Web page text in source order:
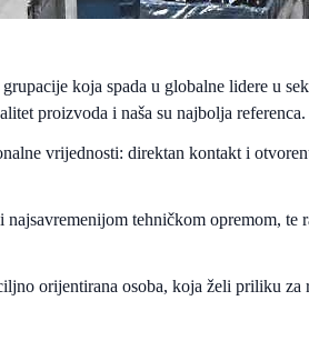
koja spada u globalne lidere u
proizvoda i naša su najbolja referenca.
vrijednosti: direktan kontakt i
tehničkom opremom,
orijentirana osoba, koja želi priliku za